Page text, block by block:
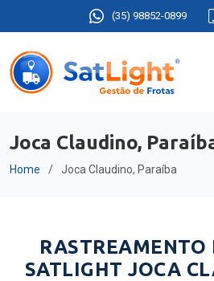
(35) 98852-0899
Joca Claudino,
Home Joca Claudino, Paraíba
RASTREAMENTO
SATLIGHT JOCA